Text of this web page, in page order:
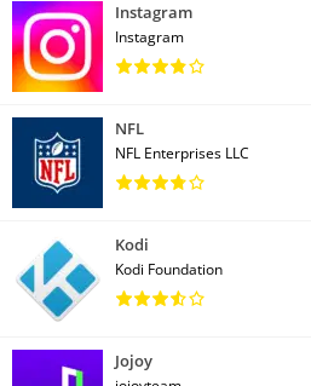
Instagram
Instagram
NFL
NFL Enterprises LLC
Kodi
Kodi Foundation
Jojoy